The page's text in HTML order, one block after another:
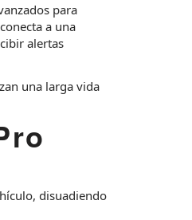
para
a una
alertas
una larga vida
disuadiendo